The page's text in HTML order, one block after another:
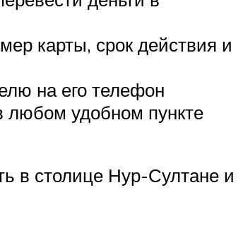
карты, срок действия и
на его телефон
любом удобном пункте
в столице Нур-Султане и